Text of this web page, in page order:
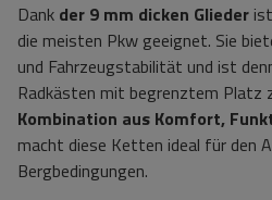
Dank der 9 mm dicken Glieder
die meisten Pkw geeignet. Sie
und Fahrzeugstabilität und ist
Radkästen mit begrenztem Platz
Kombination aus Komfort,
macht diese Ketten ideal für den
Bergbedingungen.